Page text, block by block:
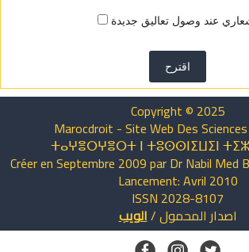
عند وصول تعاليق جديدة
اقترح
Copyright © 2025
Marocdroit - Site Web Des
ⵜⴰⵖⴻⵔⵖⴻⵔⵜ ⵏ ⵜⵓⵙⵙⵏⵉⵡⵉⵏ
Créer en Septembre 2009 par Dr Nabil Med
Lancement: Avril 2010
ISSN 2028-8107
اصدار المحمول/الويب